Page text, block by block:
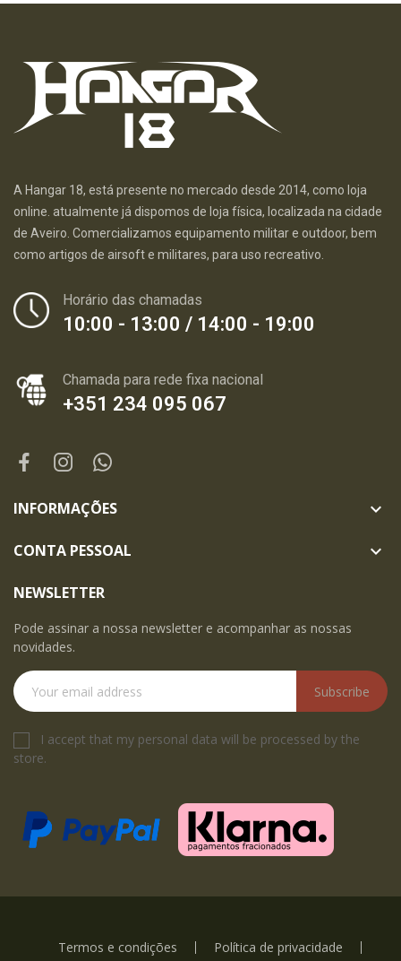
A Hangar 18, está presente no mercado desde 2014, como loja
online. atualmente já dispomos de loja física, localizada na cidade
de Aveiro. Comercializamos equipamento militar e outdoor, bem
como artigos de airsoft e militares, para uso recreativo.
Horário das chamadas
10:00 - 13:00 / 14:00 - 19:00
Chamada para rede fixa nacional
+351 234 095 067
INFORMAÇÕES 
CONTA PESSOAL 
NEWSLETTER
Pode assinar a nossa newsletter e acompanhar as nossas
novidades.
Subscribe
I accept that my personal data will be processed by the
store.
Termos e condições Política de privacidade